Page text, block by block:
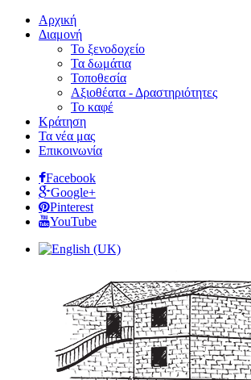
Αρχική
Διαμονή
Το ξενοδοχείο
Τα δωμάτια
Τοποθεσία
Αξιοθέατα - Δραστηριότητες
Το καφέ
Κράτηση
Τα νέα μας
Επικοινωνία
Facebook
Google+
Pinterest
YouTube